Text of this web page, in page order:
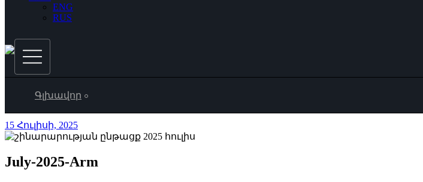
ENG
RUS
Գլխավոր
15 Հուլիսի, 2025
July-2025-Arm